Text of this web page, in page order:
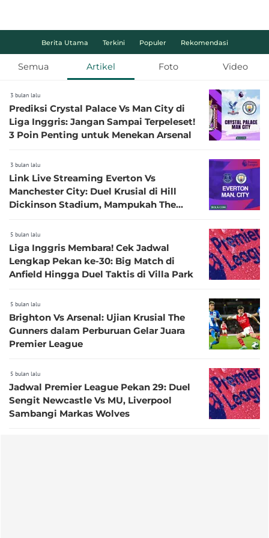
Berita Utama Terkini Populer Rekomendasi
Semua Artikel Foto Video
3 bulan lalu
Prediksi Crystal Palace Vs Man City di
Liga Inggris: Jangan Sampai Terpeleset!
3 Poin Penting untuk Menekan Arsenal
3 bulan lalu
Link Live Streaming Everton Vs
Manchester City: Duel Krusial di Hill
Dickinson Stadium, Mampukah The
5 bulan lalu
Liga Inggris Membara! Cek Jadwal
Lengkap Pekan ke-30: Big Match di
Anfield Hingga Duel Taktis di Villa Park
5 bulan lalu
Brighton Vs Arsenal: Ujian Krusial The
Gunners dalam Perburuan Gelar Juara
Premier League
5 bulan lalu
Jadwal Premier League Pekan 29: Duel
Sengit Newcastle Vs MU, Liverpool
Sambangi Markas Wolves